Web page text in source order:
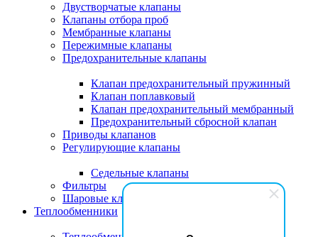
Двустворчатые клапаны
Клапаны отбора проб
Мембранные клапаны
Пережимные клапаны
Предохранительные клапаны
Клапан предохранительный пружинный
Клапан поплавковый
Клапан предохранительный мембранный
Предохранительный сбросной клапан
Приводы клапанов
Регулирующие клапаны
Седельные клапаны
Фильтры
Шаровые клапаны пищевые
Теплообменники